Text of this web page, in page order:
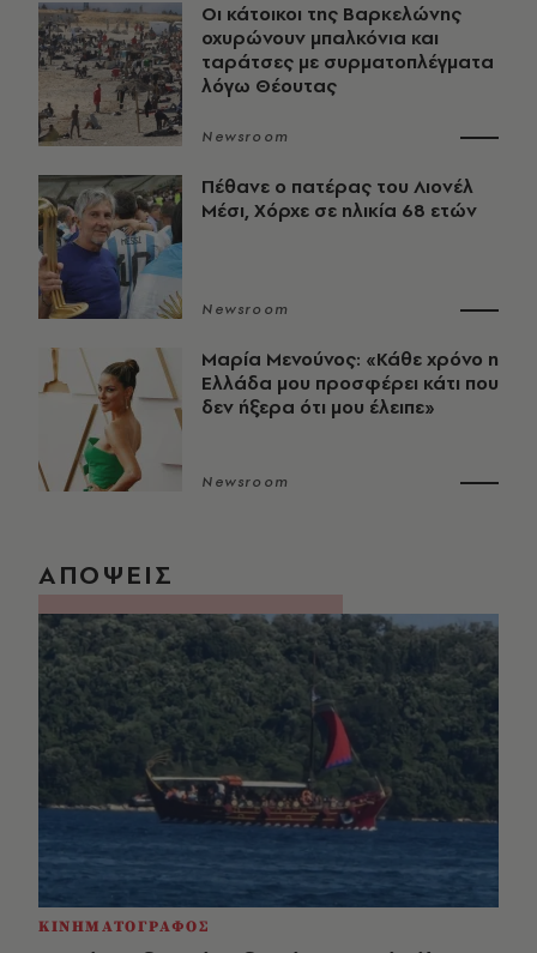
Οι κάτοικοι της Βαρκελώνης
οχυρώνουν μπαλκόνια και
ταράτσες με συρματοπλέγματα
λόγω Θέουτας
Newsroom
Πέθανε ο πατέρας του Λιονέλ
Μέσι, Χόρχε σε ηλικία 68 ετών
Newsroom
Μαρία Μενούνος: «Κάθε χρόνο η
Ελλάδα μου προσφέρει κάτι που
δεν ήξερα ότι μου έλειπε»
Newsroom
ΑΠΟΨΕΙΣ
ΚΙΝΗΜΑΤΟΓΡΑΦΟΣ